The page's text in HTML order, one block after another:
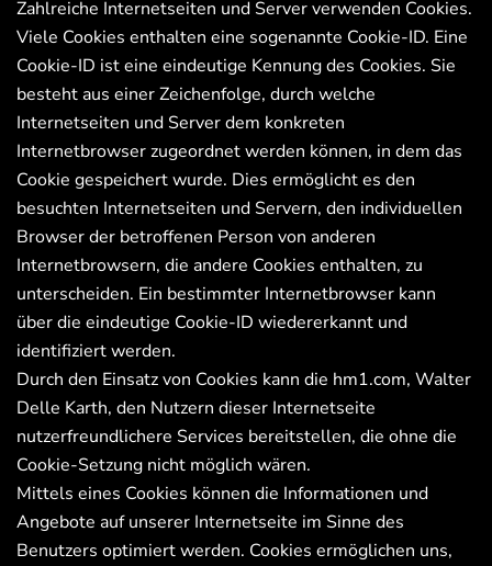
Zahlreiche Internetseiten und Server verwenden Cookies.
Viele Cookies enthalten eine sogenannte Cookie-ID. Eine
Cookie-ID ist eine eindeutige Kennung des Cookies. Sie
besteht aus einer Zeichenfolge, durch welche
Internetseiten und Server dem konkreten
Internetbrowser zugeordnet werden können, in dem das
Cookie gespeichert wurde. Dies ermöglicht es den
besuchten Internetseiten und Servern, den individuellen
Browser der betroffenen Person von anderen
Internetbrowsern, die andere Cookies enthalten, zu
unterscheiden. Ein bestimmter Internetbrowser kann
über die eindeutige Cookie-ID wiedererkannt und
identifiziert werden.
Durch den Einsatz von Cookies kann die hm1.com, Walter
Delle Karth, den Nutzern dieser Internetseite
nutzerfreundlichere Services bereitstellen, die ohne die
Cookie-Setzung nicht möglich wären.
Mittels eines Cookies können die Informationen und
Angebote auf unserer Internetseite im Sinne des
Benutzers optimiert werden. Cookies ermöglichen uns,